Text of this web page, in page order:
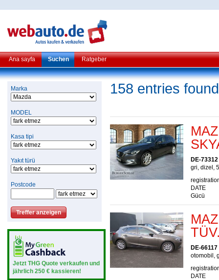
Ana sayfa Suchen Ratgeber
Marka
MODEL
Kasa tipi
Yakıt türü
Postcode
Jetzt THG Quote verkaufen und
jährlich 250 € kassieren!
158 entries found
DE-
gri, dizel,
DATE
Gücü
DE-
otomobil,
DATE